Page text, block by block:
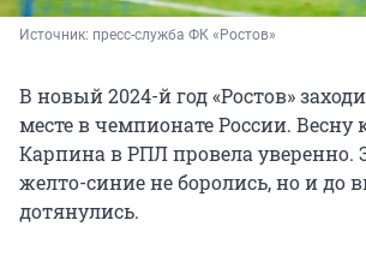
Источник: пресс-служба ФК «Ростов»
В новый 2024-й год «Ростов»
месте в чемпионате России. Весну
Карпина в РПЛ провела
желто-синие не боролись, но и до
дотянулись.